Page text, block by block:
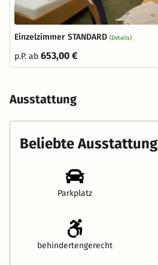
Einzelzimmer STANDARD (Details)
p.P. ab 653,00 €
Ausstattung
Beliebte Ausstattung
Parkplatz
behindertengerecht